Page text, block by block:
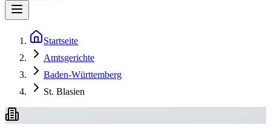
Startseite
Amtsgerichte
Baden-Württemberg
St. Blasien